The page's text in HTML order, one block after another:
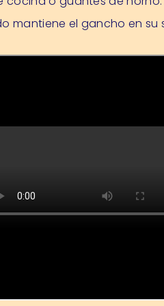
mantiene el gancho en su